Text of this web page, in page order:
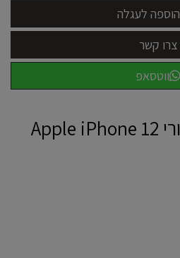
הוספה לעגלה
ווטסאפ
‏החלפת פאנל אחורי Apple iPhone 12